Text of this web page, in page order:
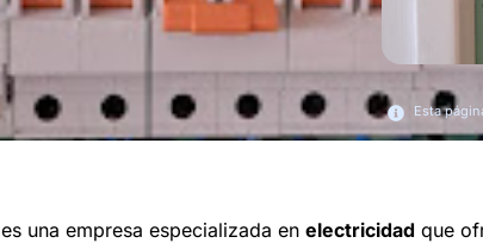
Esta
es una empresa especializada en electricidad que